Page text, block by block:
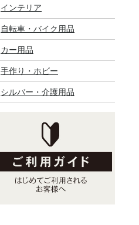
インテリア
自転車・バイク用品
カー用品
手作り・ホビー
シルバー・介護用品